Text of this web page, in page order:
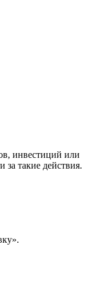
инвестиций или
за такие действия.